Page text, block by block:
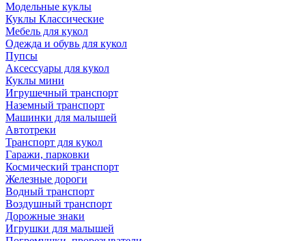
Модельные куклы
Куклы Классические
Мебель для кукол
Одежда и обувь для кукол
Пупсы
Аксессуары для кукол
Куклы мини
Игрушечный транспорт
Наземный транспорт
Машинки для малышей
Автотреки
Транспорт для кукол
Гаражи, парковки
Космический транспорт
Железные дороги
Водный транспорт
Воздушный транспорт
Дорожные знаки
Игрушки для малышей